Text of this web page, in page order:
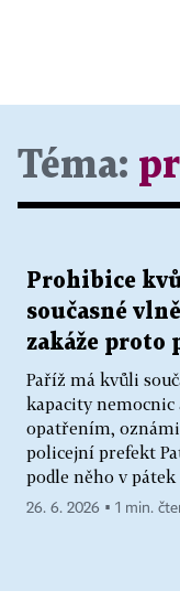
Téma:
Prohibice
současné
zakáže proto
Paříž má kvůli
kapacity
opatřením,
policejní prefekt
podle něho v
26. 6. 2026 ▪ 1 min.